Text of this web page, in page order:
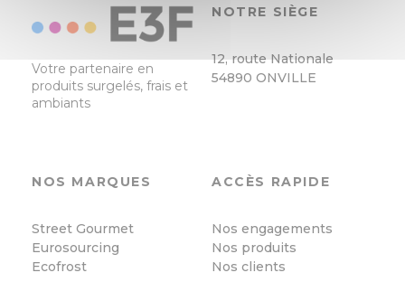
Votre partenaire en
produits surgelés, frais et
ambiants
NOTRE SIÈGE
12, route Nationale
54890 ONVILLE
NOS MARQUES
Street Gourmet
Eurosourcing
Ecofrost
ACCÈS RAPIDE
Nos engagements
Nos produits
Nos clients